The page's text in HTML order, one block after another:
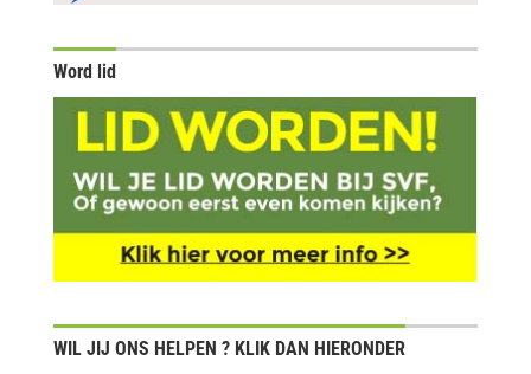
Word lid
WIL JIJ ONS HELPEN ? KLIK DAN HIERONDER